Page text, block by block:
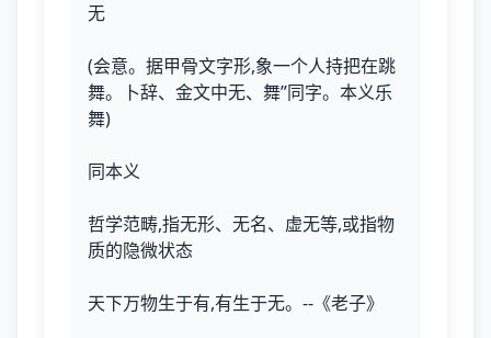
无
(会意。据甲骨文字形,象一个人持把在跳
舞。卜辞、金文中无、舞”同字。本义乐
舞)
同本义
哲学范畴,指无形、无名、虚无等,或指物
质的隐微状态
天下万物生于有,有生于无。--《老子》